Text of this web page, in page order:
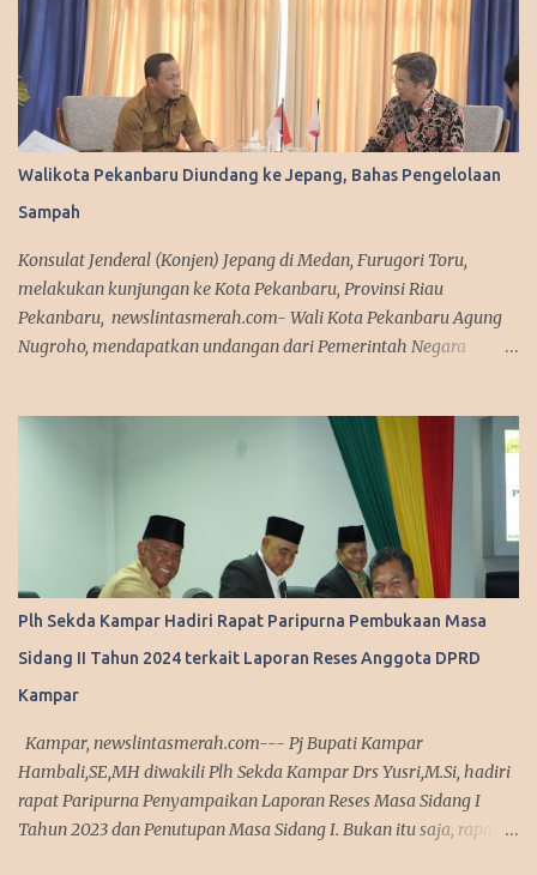
diakses masyarakat. Jadi segala urusan cukup diakses
menggunakan smartphone saja, missal penerbitan KTP dan
adiministrasi kependudukan lainnya," urai Agung. Srategi dalam
memanfaatkan media sosial diakui Agung Nugroho sangat
membantu dalam menyampaikan informasi dan kebijakan
kepada publik semenjak ia menjabat sebagai Wakil Ketua DPRD
Provinsi Riau. Ini disampaikan Walikota Pekanbaru, Agung
Nugroho saat melakukan silaturahmi dengan managemen Tribun
(13/3/2025). Dalam agenda silaturahmi, Agung Nugroho tampak
sederhana mengenakan sete...
Walikota Pekanbaru Diundang ke Jepang, Bahas Pengelolaan
Sampah
Konsulat Jenderal (Konjen) Jepang di Medan, Furugori Toru,
melakukan kunjungan ke Kota Pekanbaru, Provinsi Riau
Pekanbaru, newslintasmerah.com- Wali Kota Pekanbaru Agung
Nugroho, mendapatkan undangan dari Pemerintah Negara
daerah lainnya se-Indonesia untuk mengikuti workshop ini pada
25 - 31 Januari 2026. Wako Agung mendapatkan undangan itu,
karena Pemerintah Kota Pekanbaru saat ini tengah gencar-
gencarnya menggaungkan progam tentang lingkungan. Sehingga
Pekanbaru terpilih, dan mendapatkan undangan langsung untuk
mengikuti workshop tersebut. "Kami mendapatkan undangan
untuk berangkat ke Jepang bersama bapak Menko, dan 5 kepala
daerah lainnya. Ini adalah tentang bagaimana pengelolaan
sampah dengan pendekatan ekonomi sekuler di Indonesia," kata
Agung, Rabu (21/1/2026). Menurut Wali Kota, selain Kota
Plh Sekda Kampar Hadiri Rapat Paripurna Pembukaan Masa
Sidang II Tahun 2024 terkait Laporan Reses Anggota DPRD
Kampar
Kampar, newslintasmerah.com--- Pj Bupati Kampar
Hambali,SE,MH diwakili Plh Sekda Kampar Drs Yusri,M.Si, hadiri
rapat Paripurna Penyampaikan Laporan Reses Masa Sidang I
Tahun 2023 dan Penutupan Masa Sidang I. Bukan itu saja, rapat